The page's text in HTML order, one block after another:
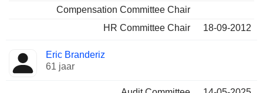
Compensation Committee Chair
HR Committee Chair
18-09-2012
Eric Branderiz
61 jaar